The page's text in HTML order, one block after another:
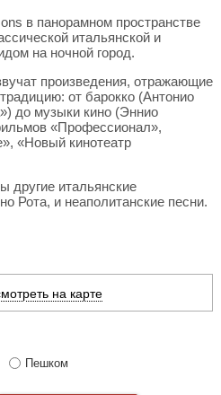
в панорамном пространстве
итальянской и
на ночной город.
произведения, отражающие
от барокко (Антонио
до музыки кино (Эннио
«Профессионал»,
«Новый кинотеатр
другие итальянские
Рота, и неаполитанские песни.
на карте
Пешком